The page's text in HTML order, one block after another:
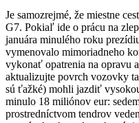
Je samozrejmé, že miestne
G7. Pokiaľ ide o prácu na
januára minulého roku
vymenovalo mimoriadneho
vykonať opatrenia na opravu
aktualizujte povrch vozovky
sú ťažké) mohli jazdiť
minulo 18 miliónov eur:
prostredníctvom tendrov